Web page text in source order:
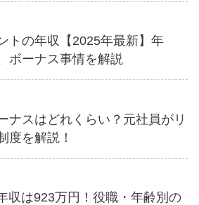
トの年収【2025年最新】年
ボーナス事情を解説
ナスはどれくらい？元社員がリ
度を解説！
収は923万円！役職・年齢別の